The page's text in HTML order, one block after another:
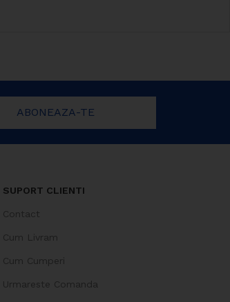
ABONEAZA-TE
SUPORT CLIENTI
Contact
Cum Livram
Cum Cumperi
Urmareste Comanda